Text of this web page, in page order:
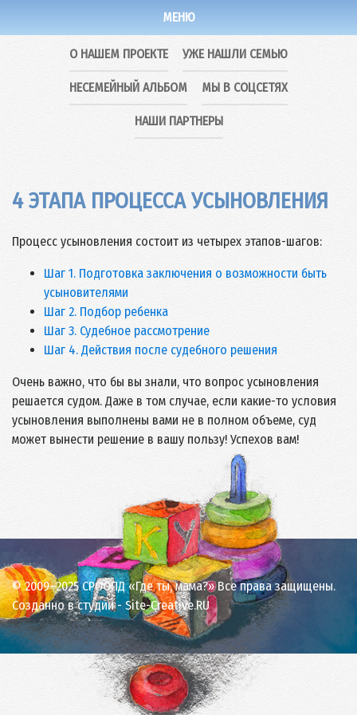
МЕНЮ
О НАШЕМ ПРОЕКТЕ УЖЕ НАШЛИ СЕМЬЮ
НЕСЕМЕЙНЫЙ АЛЬБОМ МЫ В СОЦСЕТЯХ
НАШИ ПАРТНЕРЫ
4 ЭТАПА ПРОЦЕССА УСЫНОВЛЕНИЯ
Процесс усыновления состоит из четырех этапов-шагов:
Шаг 1. Подготовка заключения о возможности быть
усыновителями
Шаг 2. Подбор ребенка
Шаг 3. Судебное рассмотрение
Шаг 4. Действия после судебного решения
Очень важно, что бы вы знали, что вопрос усыновления
решается судом. Даже в том случае, если какие-то условия
усыновления выполнены вами не в полном объеме, суд
может вынести решение в вашу пользу! Успехов вам!
© 2009–2025 СРООПД «Где ты, мама?» Все права защищены.
Созданно в студии -Site-Creative.RU